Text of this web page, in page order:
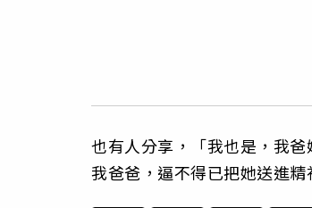
也有人分享，「我也是，我
我爸爸，逼不得已把她送進